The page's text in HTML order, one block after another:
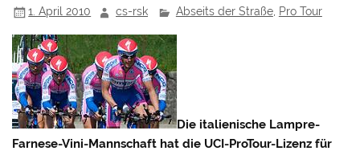
1. April 2010 cs-rsk Abseits der Straße, Pro Tour
Die italienische Lampre-
Farnese-Vini-Mannschaft hat die UCI-ProTour-Lizenz für